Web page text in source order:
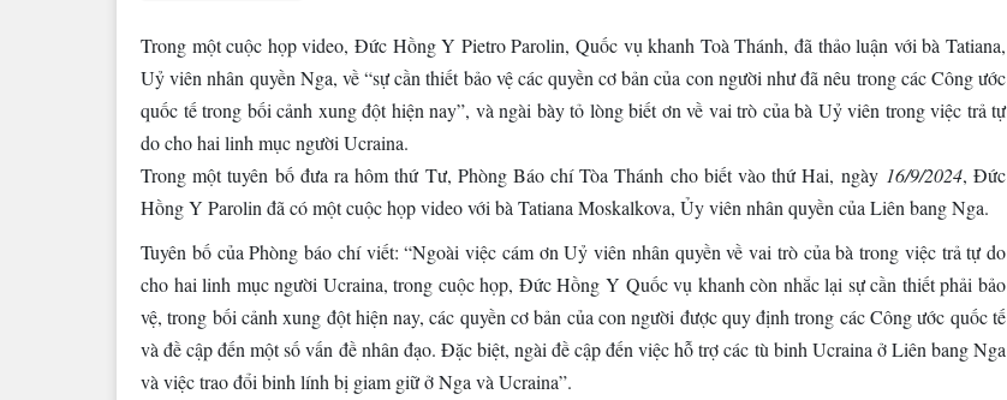
Trong một cuộc họp video, Đức Hồng Y Pietro Parolin, Quốc vụ khanh Toà Thánh, đã thảo luận với bà Tatiana,
Uỷ viên nhân quyền Nga, về “sự cần thiết bảo vệ các quyền cơ bản của con người như đã nêu trong các Công ước
quốc tế trong bối cảnh xung đột hiện nay”, và ngài bày tỏ lòng biết ơn về vai trò của bà Uỷ viên trong việc trả tự
do cho hai linh mục người Ucraina.
Trong một tuyên bố đưa ra hôm thứ Tư, Phòng Báo chí Tòa Thánh cho biết vào thứ Hai, ngày 16/9/2024, Đức
Hồng Y Parolin đã có một cuộc họp video với bà Tatiana Moskalkova, Ủy viên nhân quyền của Liên bang Nga.
Tuyên bố của Phòng báo chí viết: “Ngoài việc cám ơn Uỷ viên nhân quyền về vai trò của bà trong việc trả tự do
cho hai linh mục người Ucraina, trong cuộc họp, Đức Hồng Y Quốc vụ khanh còn nhắc lại sự cần thiết phải bảo
vệ, trong bối cảnh xung đột hiện nay, các quyền cơ bản của con người được quy định trong các Công ước quốc tế
và đề cập đến một số vấn đề nhân đạo. Đặc biệt, ngài đề cập đến việc hỗ trợ các tù binh Ucraina ở Liên bang Nga
và việc trao đổi binh lính bị giam giữ ở Nga và Ucraina”.